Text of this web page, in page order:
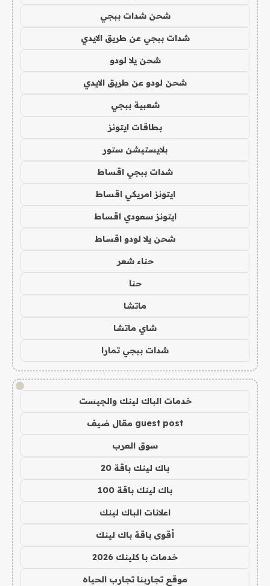
شحن شدات ببجي
شدات ببجي عن طريق الايدي
شحن يلا لودو
شحن لودو عن طريق الايدي
شعبية ببجي
بطاقات ايتونز
بلايستيشن ستور
شدات ببجي اقساط
ايتونز امريكي اقساط
ايتونز سعودي اقساط
شحن يلا لودو اقساط
حناء شعر
حنا
ماتشا
شاي ماتشا
شدات ببجي تمارا
!
خدمات الباك لينك والجيست
guest post مقال ضيف
سوق العرب
باك لينك باقة 20
باك لينك باقة 100
اعلانات الباك لينك
أقوى باقة باك لينك
خدمات با كلينك 2026
موقع تجاربنا تجارب الحياه